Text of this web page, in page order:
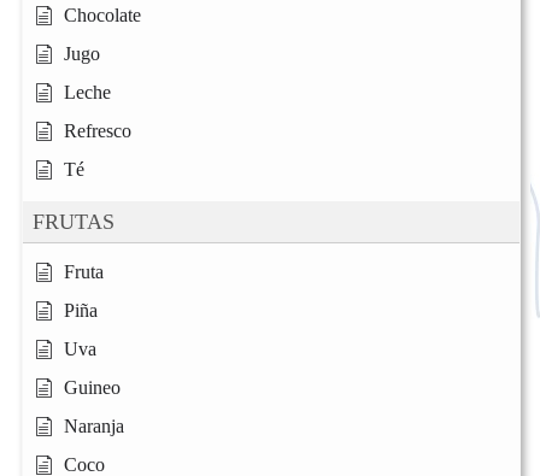
Chocolate
Jugo
Leche
Refresco
Té
FRUTAS
Fruta
Piña
Uva
Guineo
Naranja
Coco